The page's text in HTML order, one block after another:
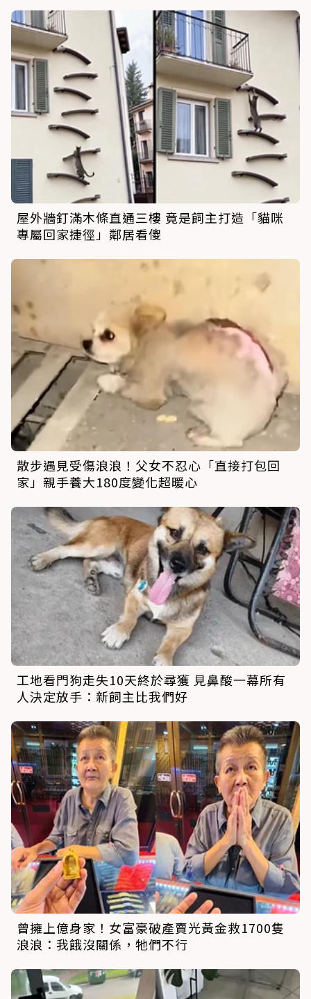
屋外牆釘滿木條直通三樓 竟是飼主打造「貓咪
專屬回家捷徑」鄰居看傻
散步遇見受傷浪浪！父女不忍心「直接打包回
家」親手養大180度變化超暖心
工地看門狗走失10天終於尋獲 見鼻酸一幕所有
人決定放手：新飼主比我們好
曾擁上億身家！女富豪破產賣光黃金救1700隻
浪浪：我餓沒關係，牠們不行